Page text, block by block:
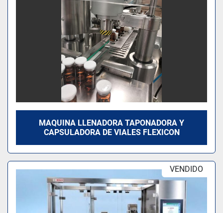
MAQUINA LLENADORA TAPONADORA Y
CAPSULADORA DE VIALES FLEXICON
VENDIDO